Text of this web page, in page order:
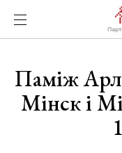
Паміж
Мінск і